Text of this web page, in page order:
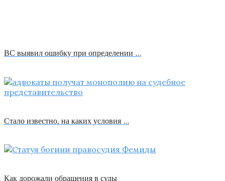
ВС выявил ошибку при определении …
Стало известно, на каких условия …
Как дорожали обращения в суды